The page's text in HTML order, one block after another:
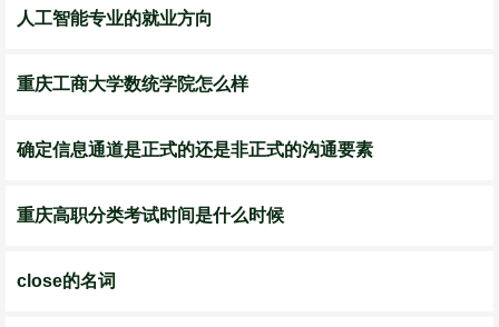
人工智能专业的就业方向
重庆工商大学数统学院怎么样
确定信息通道是正式的还是非正式的沟通要素
重庆高职分类考试时间是什么时候
close的名词